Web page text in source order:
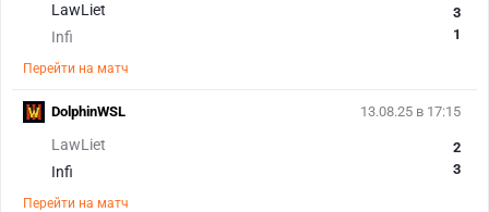
LawLiet
Infi
3
1
Перейти на матч
13.08.25 в 17:15
LawLiet
Infi
2
3
Перейти на матч
DolphinWSL